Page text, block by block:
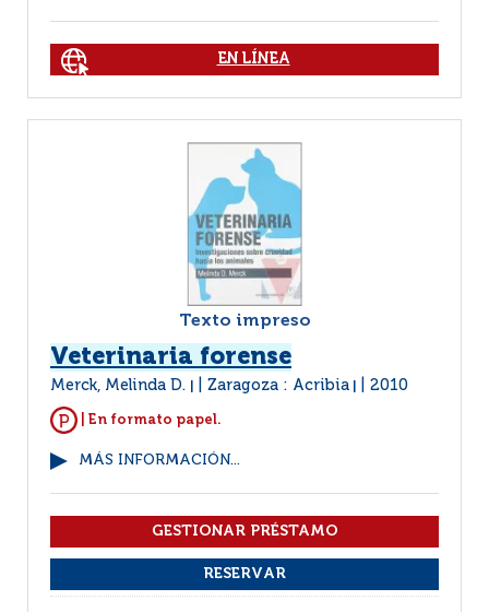
EN LÍNEA
Texto impreso
Veterinaria forense
Merck, Melinda D. Zaragoza : Acribia 2010
| En formato papel.
MÁS INFORMACIÓN...